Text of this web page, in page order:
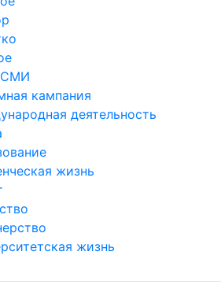
кампания
деятельность
жизнь
жизнь